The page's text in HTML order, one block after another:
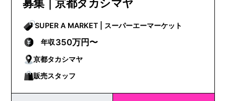
募集｜京都タカシマヤ
SUPER A MARKET | スーパーエーマーケット
年収350万円〜
京都タカシマヤ
販売スタッフ